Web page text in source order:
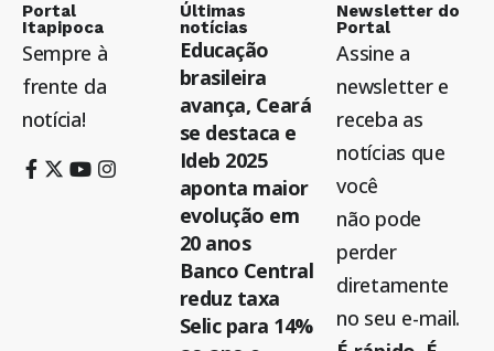
Portal
Itapipoca
Sempre à
frente da
notícia!
Últimas
notícias
Educação
brasileira
avança, Ceará
se destaca e
Ideb 2025
aponta maior
evolução em
20 anos
Banco Central
reduz taxa
Selic para 14%
Newsletter do
Portal
Assine a
newsletter e
receba as
notícias que
você
não pode
perder
diretamente
no seu e-mail.